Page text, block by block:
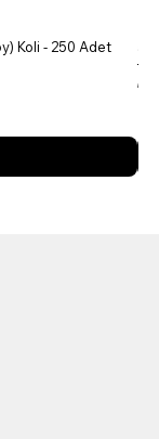
Koli - 250 Adet